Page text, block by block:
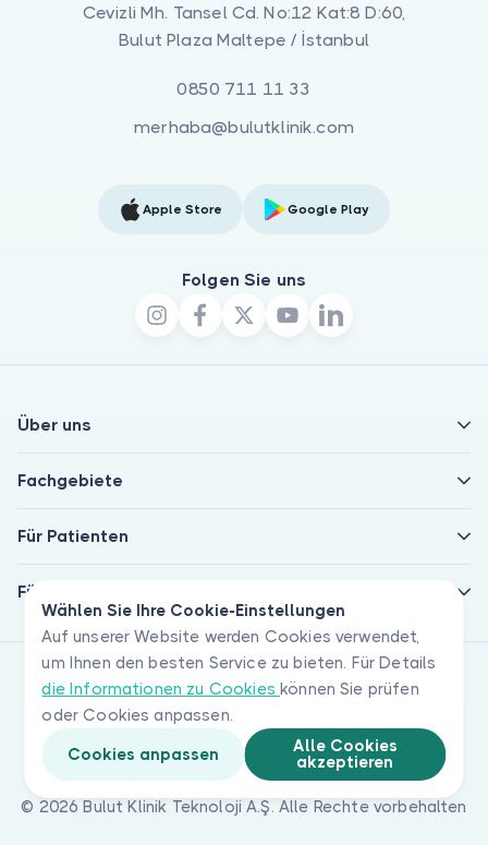
Wählen Sie Ihre Cookie-Einstellungen
Auf unserer Website werden Cookies verwendet,
um Ihnen den besten Service zu bieten. Für Details
die Informationen zu Cookieskönnen Sie prüfen
oder Cookies anpassen.
Cookies anpassen
Alle Cookies
akzeptieren
Cevizli Mh. Tansel Cd. No:12 Kat:8 D:60,
Bulut Plaza Maltepe / İstanbul
0850 711 11 33
merhaba@bulutklinik.com
Apple Store Google Play
Folgen Sie uns
Über uns
Fachgebiete
Für Patienten
Für Ärzte
© 2026 Bulut Klinik Teknoloji A.Ş. Alle Rechte vorbehalten